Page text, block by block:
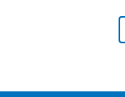
гл.инженера
МУП ЗГО
пунктуация